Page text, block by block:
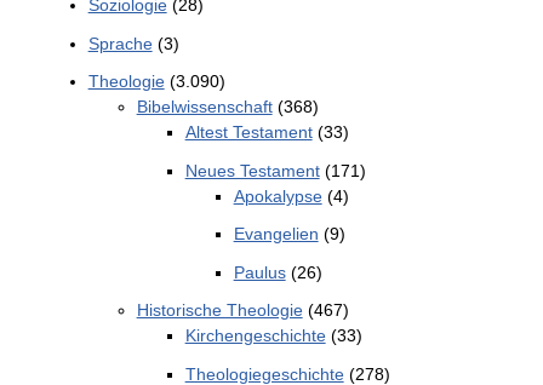
Soziologie(28)
Sprache(3)
Theologie(3.090)
Bibelwissenschaft(368)
Altest Testament(33)
Neues Testament(171)
Apokalypse(4)
Evangelien (9)
Paulus(26)
Historische Theologie(467)
Kirchengeschichte(33)
Theologiegeschichte(278)